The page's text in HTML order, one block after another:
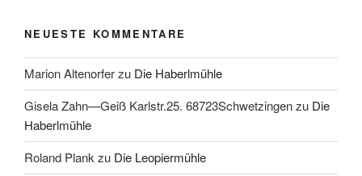
NEUESTE KOMMENTARE
Marion Altenorferzu Die Haberlmühle
Gisela Zahn—Geiß Karlstr.25. 68723Schwetzingenzu Die
Haberlmühle
Roland Plankzu Die Leopiermühle